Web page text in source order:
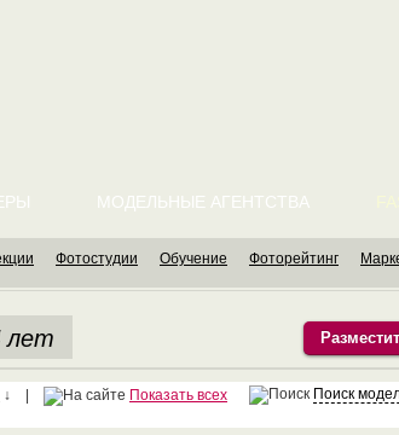
МОДЕЛЬНЫЕ АГЕНТСТВА
Фотостудии Обучение Фоторейтинг
лет
Поиск
↓ |
Показать всех